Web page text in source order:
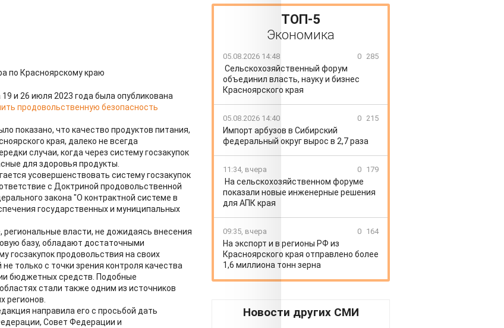
по Красноярскому краю
и 26 июля 2023 года была опубликована
продовольственную безопасность
показано, что качество продуктов питания,
края, далеко не всегда
случаи, когда через систему госзакупок
для здоровья продукты.
усовершенствовать систему госзакупок
с Доктриной продовольственной
закона "О контрактной системе в
государственных и муниципальных
региональные власти, не дожидаясь внесения
базу, обладают достаточными
госзакупок продовольствия на своих
только с точки зрения контроля качества
бюджетных средств. Подобные
стали также одним из источников
регионов.
направила его с просьбой дать
Совет Федерации и
ТОП-5
Экономика
05.08.2026 14:48 0 285
Сельскохозяйственный форум
объединил власть, науку и бизнес
Красноярского края
05.08.2026 14:40 0 215
Импорт арбузов в Сибирский
федеральный округ вырос в 2,7 раза
11:34, вчера 0 179
На сельскохозяйственном форуме
показали новые инженерные решения
для АПК края
09:35, вчера 0 164
На экспорт и в регионы РФ из
Красноярского края отправлено более
1,6 миллиона тонн зерна
Новости других СМИ